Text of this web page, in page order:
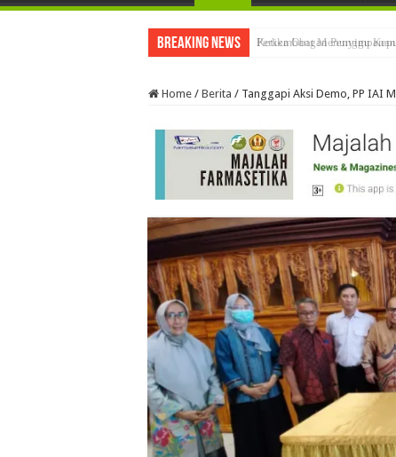
Breaking News Ketika Obat Menunggu
Home / Berita / Tanggapi Aksi Demo, PP IAI